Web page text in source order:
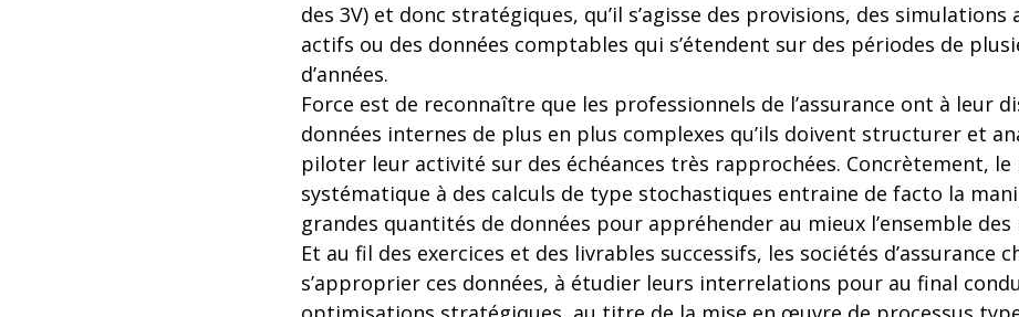
des 3V) et donc stratégiques, qu’il s’agisse des provisions, des simulations
actifs ou des données comptables qui s’étendent sur des périodes de
d’années.
Force est de reconnaître que les professionnels de l’assurance ont à leur
données internes de plus en plus complexes qu’ils doivent structurer et
piloter leur activité sur des échéances très rapprochées. Concrètement, le
systématique à des calculs de type stochastiques entraine de facto la
grandes quantités de données pour appréhender au mieux l’ensemble des
Et au fil des exercices et des livrables successifs, les sociétés d’assurance
s’approprier ces données, à étudier leurs interrelations pour au final